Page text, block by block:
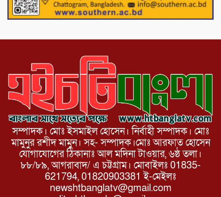
পাটগ্রামে চিকিৎসা সেবায় বীর মুক্তিযোদ্ধা দবির
উদ্দিন ফাউন্ডেশন
সম্পাদক। মোঃ ইসমাইল হোসেন। নির্বাহী সম্পাদক। মোঃ
মামুনুর রশীদ মামুন। সহ- সম্পাদক।মোঃ আরফাত হোসেন
যোগাযোগের ঠিকানাঃ আল মদিনা টাওয়ার, ৬ষ্ঠ তলা।
৮৮/৮৯, আগরাবাদ/ এ চট্টগ্রাম। মোবাইলঃ 01835-
621794, 01820903381 ই-মেইলঃ
newshtbanglatv@gmail.com